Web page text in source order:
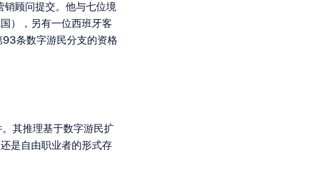
顾问提交。他与七位境
），另有一位西班牙客
93条数字游民分支的资格
其推理基于数字游民扩
是自由职业者的形式存